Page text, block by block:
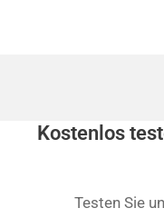
Kostenlos
Testen Sie